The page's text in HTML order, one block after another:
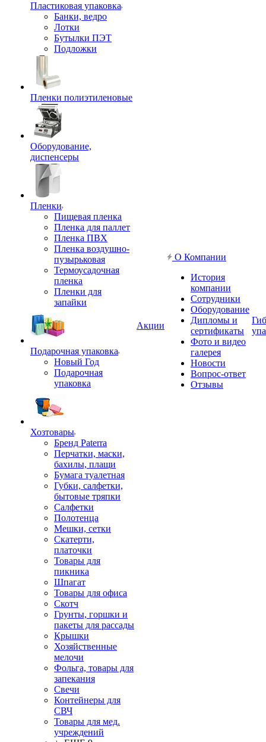
Пластиковая упаковка
Банки, ведро
Лотки
Бутылки ПЭТ
Подложки
Пленки полиэтиленовые
Оборудование,
диспенсеры
Пленки
Пищевая пленка
Пленка для паллет
Пленка ПВХ
Пленка воздушно-
пузырьковая
Термоусадочная
пленка
Пленки для
запайки
Подарочная упаковка
Новый Год
Подарочная
упаковка
Хозтовары
Бренд Paterra
Перчатки, маски,
бахилы, плащи
Бумага туалетная
Губки, салфетки,
бытовые тряпки
Салфетки
Полотенца
Мешки, сетки
Скатерти,
платочки
Товары для
пикника
Шпагат
Товары для офиса
Скотч
Грунты, горшки и
пакеты для рассады
Крышки
Хозяйственные
мелочи
Фольга, товары для
запекания
Свечи
Контейнеры для
СВЧ
Товары для мед.
учреждений
Акции
О Компании
История
компании
Сотрудники
Оборудование
Дипломы и
сертификаты
Фото и видео
галерея
Новости
Вопрос-ответ
Отзывы